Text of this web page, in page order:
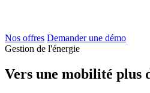
Nos offres Demander une démo
Gestion de l'énergie
Vers une mobilité plus